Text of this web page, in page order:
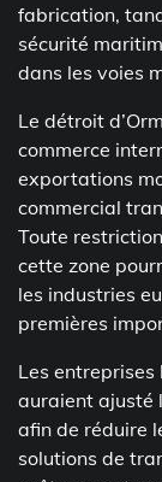
fabrication,
sécurité
dans les voies
Le détroit
commerce
exportations
commercial
Toute
cette zone
les industries
premières
Les
auraient ajusté
afin de réduire
solutions de